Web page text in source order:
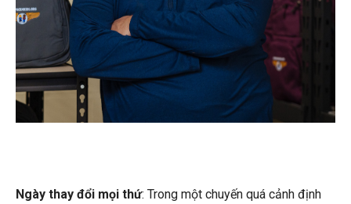
Ngày thay đổi mọi thứ: Trong một chuyến quá cảnh định